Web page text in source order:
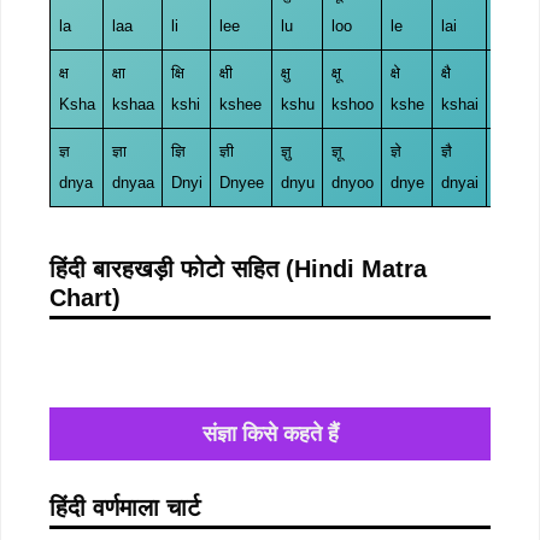
la
laa
li
lee
lu
loo
le
lai
क्ष
Ksha
क्षा
kshaa
क्षि
kshi
क्षी
kshee
क्षु
kshu
क्षू
kshoo
क्षे
kshe
क्षै
kshai
ज्ञ
dnya
ज्ञा
dnyaa
ज्ञि
Dnyi
ज्ञी
Dnyee
ज्ञु
dnyu
ज्ञू
dnyoo
ज्ञे
dnye
ज्ञै
dnyai
हिंदी बारहखड़ी फोटो सहित (Hindi Matra
Chart)
संज्ञा किसे कहते हैं
हिंदी वर्णमाला चार्ट